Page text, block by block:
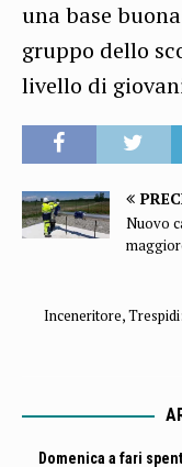
una base
gruppo dello
livello di
Nuovo
Inceneritore,
Domenica a fari